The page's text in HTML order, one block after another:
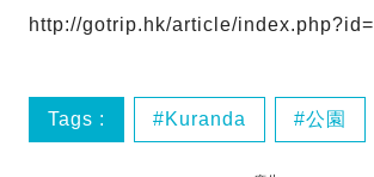
http://gotrip.hk/article/
Tags : Kuranda 公園